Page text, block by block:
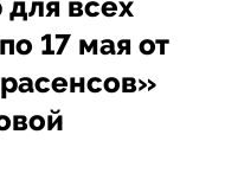
всех
17 мая от